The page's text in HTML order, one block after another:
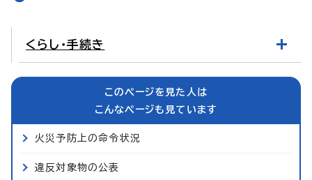
くらし・手続き
このページを見た人は
こんなページも見ています
火災予防上の命令状況
違反対象物の公表